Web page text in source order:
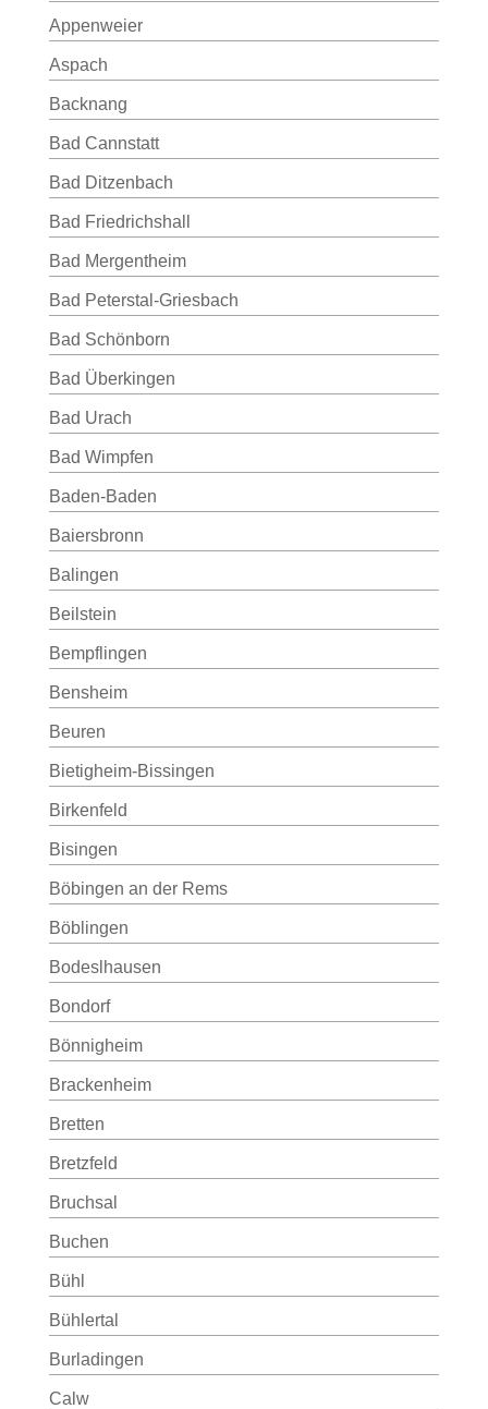
Appenweier
Aspach
Backnang
Bad Cannstatt
Bad Ditzenbach
Bad Friedrichshall
Bad Mergentheim
Bad Peterstal-Griesbach
Bad Schönborn
Bad Überkingen
Bad Urach
Bad Wimpfen
Baden-Baden
Baiersbronn
Balingen
Beilstein
Bempflingen
Bensheim
Beuren
Bietigheim-Bissingen
Birkenfeld
Bisingen
Böbingen an der Rems
Böblingen
Bodeslhausen
Bondorf
Bönnigheim
Brackenheim
Bretten
Bretzfeld
Bruchsal
Buchen
Bühl
Bühlertal
Burladingen
Calw